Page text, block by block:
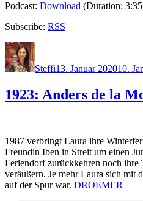
Podcast: Download (Duration:
Subscribe: RSS
Autor
Steffi13. Januar 202010.
1923: Anders de la
1987 verbringt Laura ihre
Freundin Iben in Streit um einen
Feriendorf zurückkehren noch ihre
veräußern. Je mehr Laura sich mit
auf der Spur war. DROEMER